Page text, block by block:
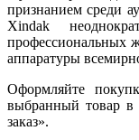
признанием среди
Xindak
профессиональных
аппаратуры
Оформляйте
выбранный товар
заказ».